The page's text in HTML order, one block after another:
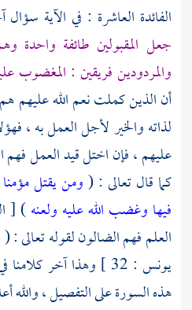
الفائدة العاشرة : في الآية
جعل المقبولين طائفة واحدة
والمردودين فريقين : المغضوب
أن الذين كملت نعم الله عليهم
لذاته والخير لأجل العمل به ،
عليهم ، فإن اختل قيد العمل
كما قال تعالى : (ومن يقتل
فيها وغضب الله عليه ولعنه
العلم فهم الضالون لقوله تعالى : (
يونس : 32 ] وهذا آخر
هذه السورة على التفصيل ، والله